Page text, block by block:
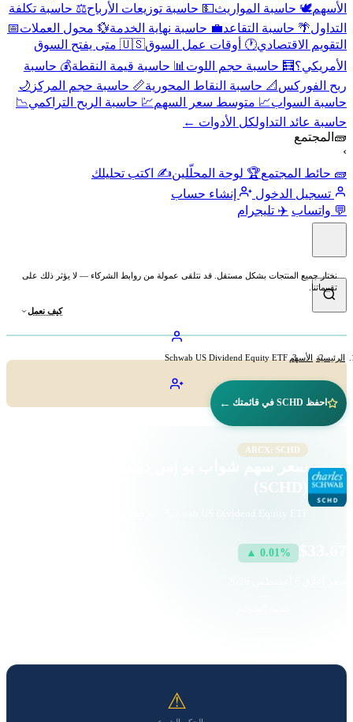
الأسهم🕊️ حاسبة المواريث💵 حاسبة توزيعات الأرباح⚖️ حاسبة تكلفة
التداول 🌴 حاسبة التقاعد💼 حاسبة نهاية الخدمة💱 محول العملات📅
التقويم الاقتصادي🕐 أوقات عمل السوق
🇺🇸 متى يفتح السوق
الأمريكي؟🧮 حاسبة حجم اللوت📊 حاسبة قيمة النقطة💰 حاسبة
ربح الفوركس 📐 حاسبة النقاط المحورية📏 حاسبة حجم المركز 🌙
حاسبة السواب📈 متوسط سعر السهم💹 حاسبة الربح التراكمي 📉
حاسبة عائد التداولكل الأدوات ←
🧱المجتمع
🧱 حائط المجتمع🏆 لوحة المحلّلين✍️ اكتب تحليلك
تسجيل الدخول
إنشاء حساب
💬 واتساب ✈️ تليجرام
نختار جميع المنتجات بشكل مستقل. قد نتلقى عمولة من روابط الشركاء — لا يؤثر ذلك على
تقييماتنا.
كيف نعمل
الرئيسية الأسهم Schwab US Dividend Equity ETF
احفظ SCHD في قائمتك ←
ARCX: SCHD
Schwab US Dividend Equity ETF · بورصة نيويورك أركا
▲ 0.01%
⚠